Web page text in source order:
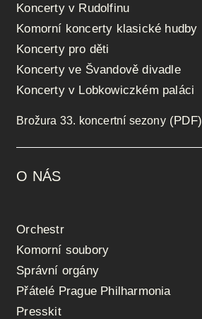
Koncerty v Rudolfinu
Komorní koncerty klasické hudby
Koncerty pro děti
Koncerty ve Švandově divadle
Koncerty v Lobkowiczkém paláci
Brožura 33. koncertní sezony(PDF)
O NÁS
Orchestr
Komorní soubory
Správní orgány
Přátelé Prague Philharmonia
Presskit